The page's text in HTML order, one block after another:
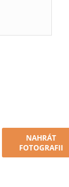
NAHRÁT
FOTOGRAFII